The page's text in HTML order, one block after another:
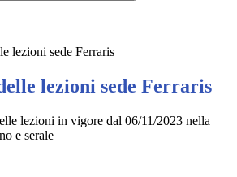
lezioni sede Ferraris
lezioni sede Ferraris
lezioni in vigore dal 06/11/2023 nella
e serale